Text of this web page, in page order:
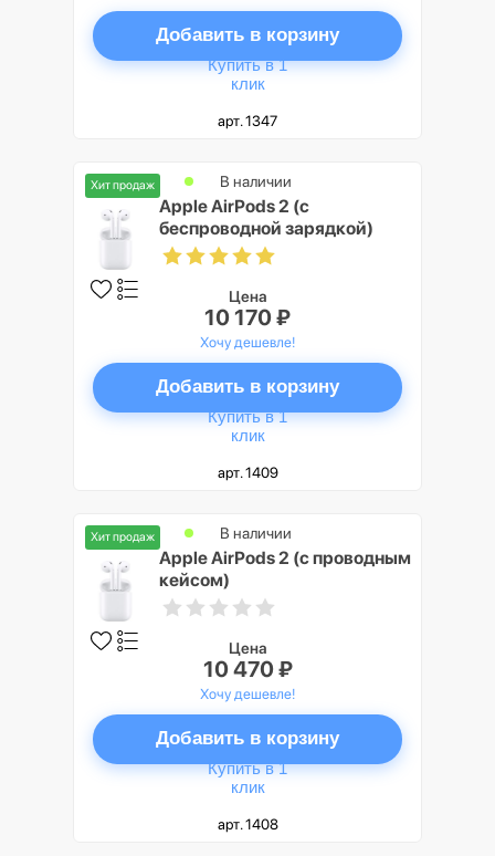
Добавить в корзину
Купить в 1
клик
арт. 1347
Хит продаж
Apple AirPods 2 (с
беспроводной зарядкой)
В наличии
Цена
10 170 ₽
Хочу дешевле!
Добавить в корзину
Купить в 1
клик
арт. 1409
Хит продаж
Apple AirPods 2 (с проводным
кейсом)
В наличии
Цена
10 470 ₽
Хочу дешевле!
Добавить в корзину
Купить в 1
клик
арт. 1408